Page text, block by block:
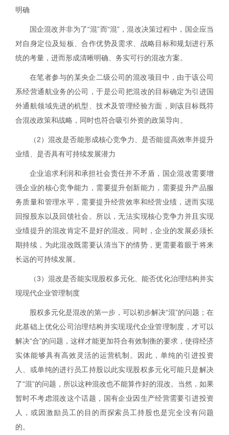
明确
国企混改并非为了“混”而“混”，混改决策过程中，国企应当
对自身定位及短板、合作优势及需求、战略目标和规划进行系
统的考量，进而形成清晰明确、务实可行的混改方案。
在笔者参与的某央企二级公司的混改项目中，由于该公司
系经营通航业务的公司，于是公司把混改的目标确定为引进国
外通航领域先进的机型、技术及管理经验方面，则该目标既符
合混改政策和战略，同时也符合吸引外资的政策导向。
（2）混改是否能形成核心竞争力、是否能提高效率并提升
业绩、是否具有可持续发展潜力
企业追求利润和承担社会责任并不矛盾，国企混改需要增
强企业的核心竞争能力，需要提升创新能力，需要提升产品服
务质量和管理水平，需要提升经营效率和经营业绩，进而实现
回报股东以及回馈社会。所以，无法实现核心竞争力并且实现
业绩提升的混改肯定不是好的混改。同时，企业的发展必须长
期持续，为此混改既需要认清当下的情势，更需要着眼于将来
长远的可持续发展。
（3）混改是否能实现股权多元化、能否优化治理结构并实
现现代企业管理制度
股权多元化是混改的第一步，可以初步解决“混”的问题；在
此基础上优化公司治理结构并实现现代企业管理制度，才可以
解决“合”的问题，这样才能更加符合有效制衡的要求，使得经济
实体能够具有高效灵活的运营机制。因此，单纯的引进投资
人、或单纯的进行员工持股以此实现股权多元化可能只是解决
了“混”的问题，所以这种混改也不能算作好的混改。当然，如果
暂时不考虑混改这个话题，国有企业因生产经营需要引进投资
人，或因激励员工的目的而探索员工持股也是完全没有问题
的。